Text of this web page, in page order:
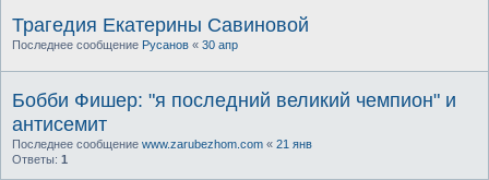
Трагедия Екатерины Савиновой
Последнее сообщение Русанов « 30 апр
Бобби Фишер: "я последний великий чемпион" и
антисемит
Последнее сообщение www.zarubezhom.com « 21 янв
Ответы: 1